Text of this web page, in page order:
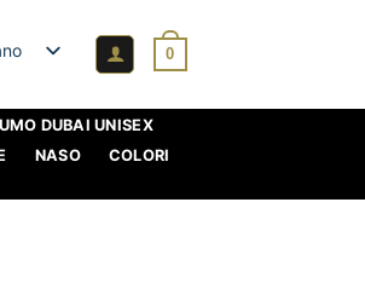
0
DUBAI UNISEX
NASO
COLORI